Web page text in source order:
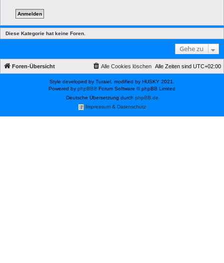
Diese Kategorie hat keine Foren.
Gehe zu
Foren-Übersicht Alle Zeiten sind UTC+02:00
Alle Cookies löschen
Style developed by Turaiel, modified by HUSKY 2021,
Powered by phpBB® Forum Software © phpBB Limited
Deutsche Übersetzung durch phpBB.de
Impressum & Datenschutz